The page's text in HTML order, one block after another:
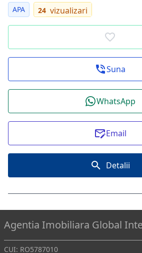
APA
vizualizari
24
Suna
WhatsApp
Email
Detalii
Agentia Imobiliara Global
CUI: RO5787010